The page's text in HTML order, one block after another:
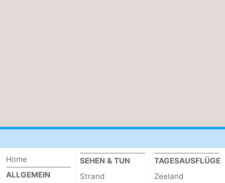
Home
ALLGEMEIN
SEHEN & TUN
Strand
TAGESAUSFLÜGE
Zeeland